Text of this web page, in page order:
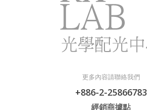
更多內容請聯絡我們
+886-2-25866783
經銷商據點